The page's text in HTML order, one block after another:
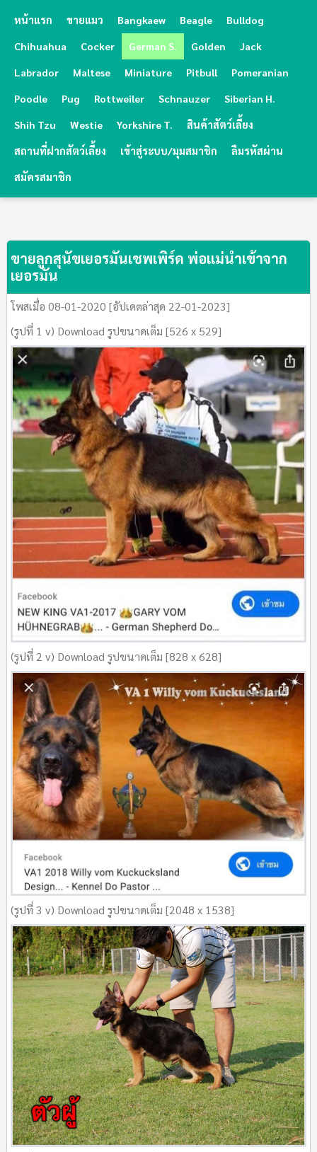
หน้าแรก ขายแมว Bangkaew Beagle Bulldog
Chihuahua Cocker German S. Golden Jack
Labrador Maltese Miniature Pitbull Pomeranian
Poodle Pug Rottweiler Schnauzer Siberian H.
Shih Tzu Westie Yorkshire T. สินค้าสัตว์เลี้ยง
สถานที่ฝากสัตว์เลี้ยง เข้าสู่ระบบ/มุมสมาชิก ลืมรหัสผ่าน
สมัครสมาชิก
ขายลูกสุนัขเยอรมันเชพเพิร์ด พ่อแม่นำเข้าจาก
เยอรมัน
โพสเมื่อ 08-01-2020 [อัปเดตล่าสุด 22-01-2023]
(รูปที่ 1 v) Download รูปขนาดเต็ม [526 x 529]
(รูปที่ 2 v) Download รูปขนาดเต็ม [828 x 628]
(รูปที่ 3 v) Download รูปขนาดเต็ม [2048 x 1538]